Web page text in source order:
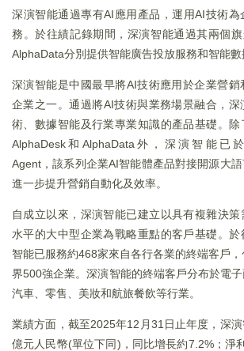
深演智能通過專有AI應用產品，運用AI技術為
務。於往績記錄期間，深演智能通過其兩個
AlphaData分別提供智能廣告投放服務和智能數
深演智能是中國最早將AI技術應用於企業營銷
企業之一。通過將AI技術與業務場景融合，
術、數據智能及行業專業知識的產品基礎。
AlphaDesk和AlphaData外，深演智能已
Agent，該系列企業AI智能體產品對接開源大語
進一步提升營銷自動化及效率。
自成立以來，深演智能已建立以具有複雜決
水平的大中型企業為戰略重點的客戶基礎。
智能已服務約468家來自各行各業的終端客戶
界500強企業。深演智能的終端客戶分布於電子
汽車、零售、美妝和航旅餐飲等行業。
業績方面，截至2025年12月31日止年度，深
億元人民幣(單位下同)，同比增長約7.2%；淨